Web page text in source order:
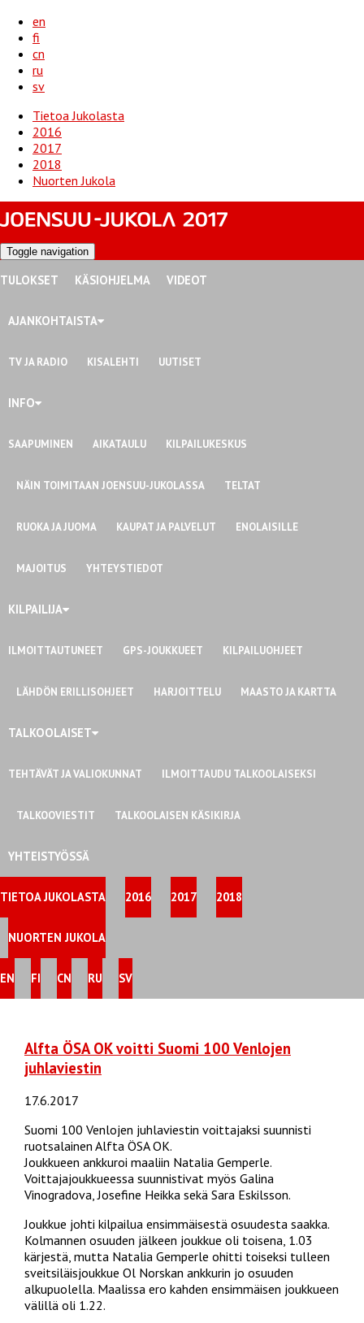
en
fi
cn
ru
sv
Tietoa Jukolasta
2016
2017
2018
Nuorten Jukola
Toggle navigation
TULOKSET KÄSIOHJELMA VIDEOT
AJANKOHTAISTA
TV JA RADIO KISALEHTI UUTISET
INFO
SAAPUMINEN AIKATAULU KILPAILUKESKUS
NÄIN TOIMITAAN JOENSUU-JUKOLASSA TELTAT
RUOKA JA JUOMA KAUPAT JA PALVELUT ENOLAISILLE
MAJOITUS YHTEYSTIEDOT
KILPAILIJA
ILMOITTAUTUNEET GPS-JOUKKUEET KILPAILUOHJEET
LÄHDÖN ERILLISOHJEET HARJOITTELU MAASTO JA KARTTA
TALKOOLAISET
TEHTÄVÄT JA VALIOKUNNAT ILMOITTAUDU TALKOOLAISEKSI
TALKOOVIESTIT TALKOOLAISEN KÄSIKIRJA
YHTEISTYÖSSÄ
TIETOA JUKOLASTA 2016 2017 2018
NUORTEN JUKOLA
EN FI CN RU SV
Alfta ÖSA OK voitti Suomi 100 Venlojen
juhlaviestin
17.6.2017
Suomi 100 Venlojen juhlaviestin voittajaksi suunnisti
ruotsalainen Alfta ÖSA OK.
Joukkueen ankkuroi maaliin Natalia Gemperle.
Voittajajoukkueessa suunnistivat myös Galina
Vinogradova, Josefine Heikka sekä Sara Eskilsson.
Joukkue johti kilpailua ensimmäisestä osuudesta saakka.
Kolmannen osuuden jälkeen joukkue oli toisena, 1.03
kärjestä, mutta Natalia Gemperle ohitti toiseksi tulleen
sveitsiläisjoukkue Ol Norskan ankkurin jo osuuden
alkupuolella. Maalissa ero kahden ensimmäisen joukkueen
välillä oli 1.22.